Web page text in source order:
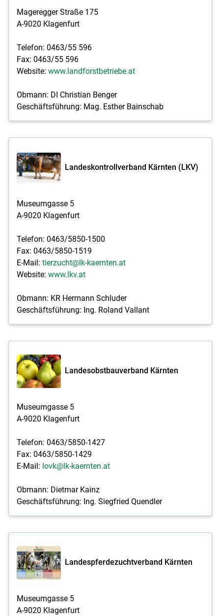
Mageregger Straße 175
A-9020 Klagenfurt
Telefon: 0463/55 596
Fax: 0463/55 596
Website: www.landforstbetriebe.at
Obmann: DI Christian Benger
Geschäftsführung: Mag. Esther Bainschab
Landeskontrollverband Kärnten (LKV)
Museumgasse 5
A-9020 Klagenfurt
Telefon: 0463/5850-1500
Fax: 0463/5850-1519
E-Mail: tierzucht@lk-kaernten.at
Website: www.lkv.at
Obmann: KR Hermann Schluder
Geschäftsführung: Ing. Roland Vallant
Landesobstbauverband Kärnten
Museumgasse 5
A-9020 Klagenfurt
Telefon: 0463/5850-1427
Fax: 0463/5850-1429
E-Mail: lovk@lk-kaernten.at
Obmann: Dietmar Kainz
Geschäftsführung: Ing. Siegfried Quendler
Landespferdezuchtverband Kärnten
Museumgasse 5
A-9020 Klagenfurt